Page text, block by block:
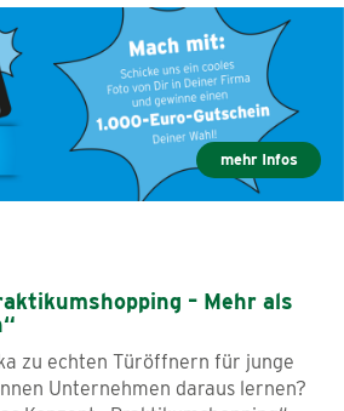
mehr Infos
– Mehr als
zu echten Türöffnern für junge
Unternehmen daraus lernen?